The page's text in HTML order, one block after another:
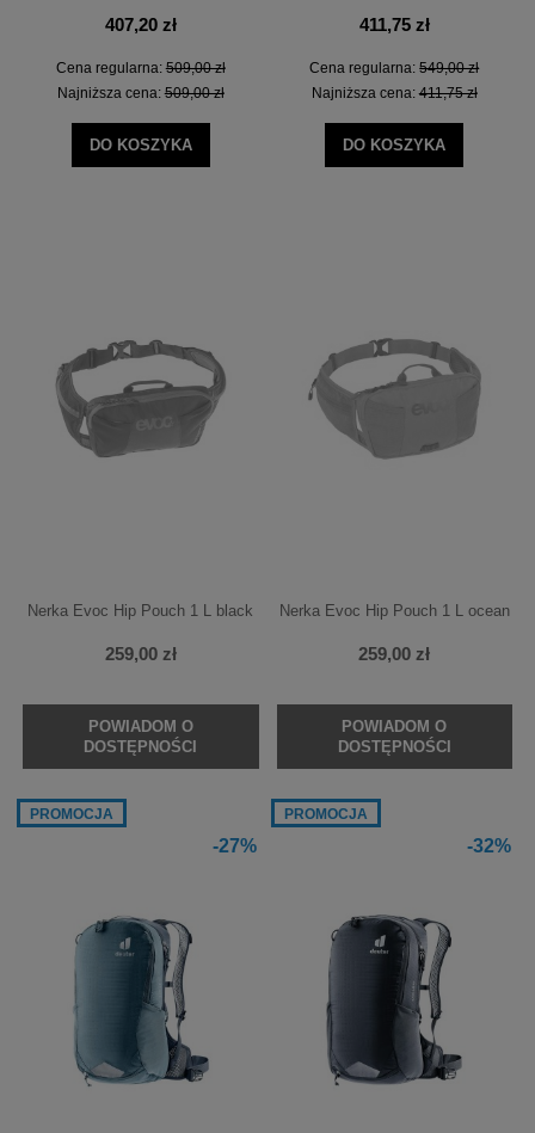
407,20 zł
Cena regularna:509,00 zł
Najniższa cena:509,00 zł
DO KOSZYKA
411,75 zł
Cena regularna:549,00 zł
Najniższa cena:411,75 zł
DO KOSZYKA
Nerka Evoc Hip Pouch 1 L black
259,00 zł
POWIADOM O
DOSTĘPNOŚCI
Nerka Evoc Hip Pouch 1 L ocean
259,00 zł
POWIADOM O
DOSTĘPNOŚCI
-27%
PROMOCJA
-32%
PROMOCJA